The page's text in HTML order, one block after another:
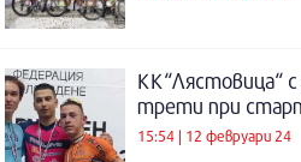
КК“Лястовица“
трети при
15:54 | 12 февруари 24